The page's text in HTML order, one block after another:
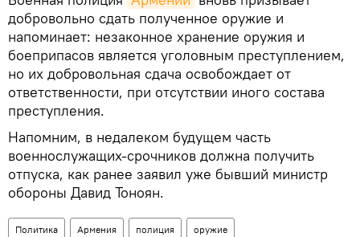
добровольно сдать полученное оружие и
напоминает: незаконное хранение оружия и
боеприпасов является уголовным преступлением,
но их добровольная сдача освобождает от
ответственности, при отсутствии иного состава
преступления.
Напомним, в недалеком будущем часть
военнослужащих-срочников должна получить
отпуска, как ранее заявил уже бывший министр
обороны Давид Тоноян.
Политика Армения полиция оружие